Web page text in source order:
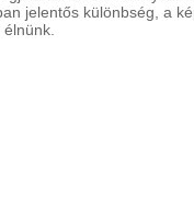
jelentős különbség, a